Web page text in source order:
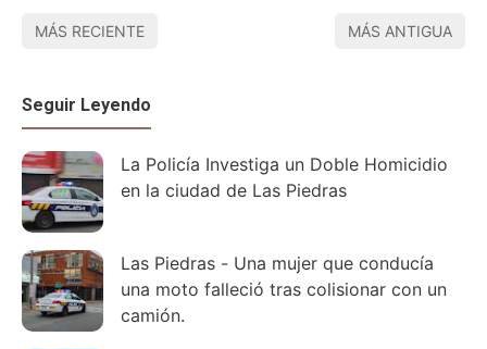
MÁS RECIENTE MÁS ANTIGUA
Seguir Leyendo
La Policía Investiga un Doble Homicidio
en la ciudad de Las Piedras
Las Piedras - Una mujer que conducía
una moto falleció tras colisionar con un
camión.